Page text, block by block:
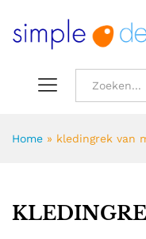
Home » kledingrek van